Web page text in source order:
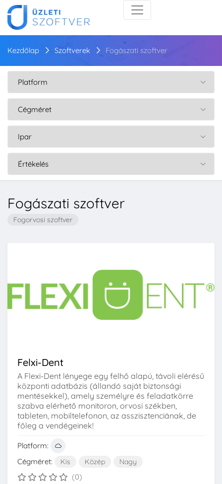
Kezdőlap Szoftverek Fogászati szoftver
Fogászati szoftver
Fogorvosi szoftver
Felxi-Dent
A Flexi-Dent lényege egy felhő alapú, távoli elérésű
központi adatbázis (állandó saját biztonsági
mentésekkel), amely személyre és feladatkörre
szabva elérhető monitoron, orvosi székben,
tableten, mobiltelefonon, az asszisztenciának, de
főleg a vendégeinek!
Platform:
Cégméret:
Kis Közép Nagy
(0)